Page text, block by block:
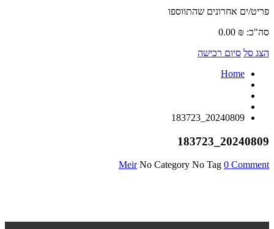
פריט/ים אחרונים שהתווספו
סה"כ:
0.00 ₪
הצג סל סיום רכישה
Home
20240809_183723
20240809_183723
Meir No Category No Tag 0 Comment